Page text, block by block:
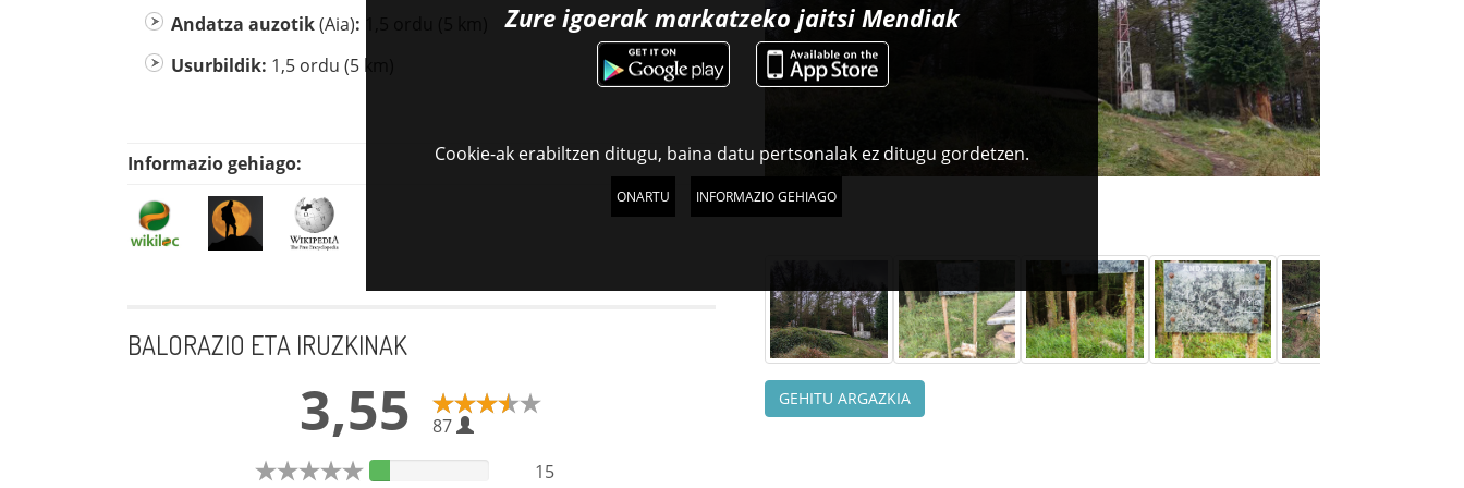
Zure igoerak markatzeko jaitsi Mendiak
Cookie-ak erabiltzen ditugu, baina datu pertsonalak ez ditugu gordetzen.
ONARTU INFORMAZIO GEHIAGO
Andatza auzotik(Aia):
Usurbildik: 1,5 ordu (5 km)
Informazio gehiago:
BALORAZIO ETA IRUZKINAK
3,55
87
15
GEHITU ARGAZKIA